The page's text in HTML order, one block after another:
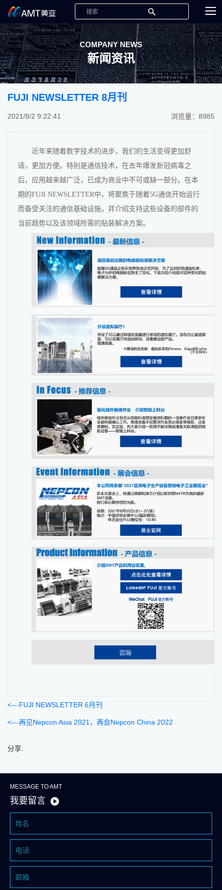
COMPANY NEWS
新闻资讯
FUJI NEWSLETTER 8月刊
2021/8/2 9:22:41 浏览量：8985
近年来随着数字技术的进步，我们的生活变得更加舒
适，更加方便。特别是通信技术，在去年爆发新冠病毒之
后，应用越来越广泛，已成为商业中不可或缺一部分。在本
期的FUJI NEWSLETTER中，将聚焦于随着5G通信开始运行
而备受关注的通信基础设施，并介绍支持这些设备的部件的
当前趋势以及该领域所需的贴装解决方案。
FUJI NEWSLETTER 6月刊
再见Nepcon Asia 2021，再会Nepcon China 2022
分享:
MESSAGE TO AMT
我要留言